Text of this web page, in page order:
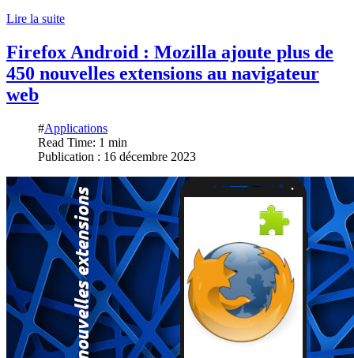
Lire la suite
Firefox Android : Mozilla ajoute plus de
450 nouvelles extensions au navigateur
web
#Applications
Read Time: 1 min
Publication : 16 décembre 2023